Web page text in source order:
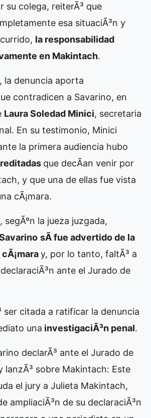
su colega, reiterÃ³ que
esa situaciÃ³n y
la responsabilidad
en Makintach.
la denuncia aporta
contradicen a Savarino, en
Laura Soledad Minici, secretaria
En su testimonio, Minici
la primera audiencia hubo
que decÃ­an venir por
y que una de ellas fue vista
cÃ¡mara.
la jueza juzgada,
sÃ­ fue advertido de la
y, por lo tanto, faltÃ³ a
ante el Jurado de
ser citada a ratificar la denuncia
una investigaciÃ³n penal.
declarÃ³ ante el Jurado de
lanzÃ³ sobre Makintach: Este
el jury a Julieta Makintach,
ampliaciÃ³n de su declaraciÃ³n